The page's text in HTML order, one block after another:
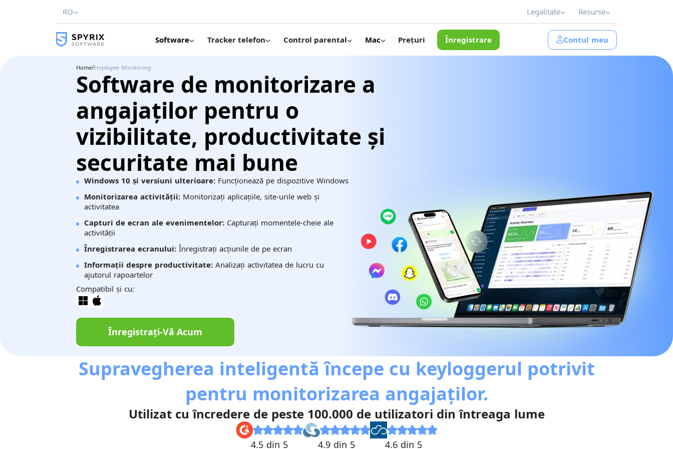
RO Legalitate Resurse
Software Tracker telefon Control parental Mac Prețuri Înregistrare Contul meu
Home/Employee Monitoring
Software de monitorizare a
angajaților pentru o
vizibilitate, productivitate și
securitate mai bune
Windows 10 și versiuni ulterioare: Funcționează pe dispozitive Windows
Monitorizarea activității: Monitorizați aplicațiile, site-urile web și
activitatea
Capturi de ecran ale evenimentelor: Capturați momentele-cheie ale
activității
Înregistrarea ecranului: Înregistrați acțiunile de pe ecran
Informații despre productivitate: Analizați activitatea de lucru cu
ajutorul rapoartelor
Compatibil și cu:
Înregistrați-Vă Acum
Supravegherea inteligentă începe cu keyloggerul potrivit
pentru monitorizarea angajaților.
Utilizat cu încredere de peste 100.000 de utilizatori din întreaga lume
4.5 din 5 4.9 din 5 4.6 din 5